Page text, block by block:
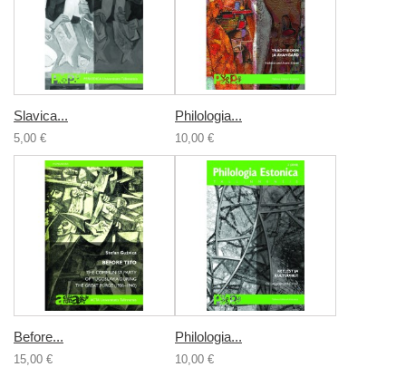
Slavica...
5,00 €
Philologia...
10,00 €
Before...
15,00 €
Philologia...
10,00 €